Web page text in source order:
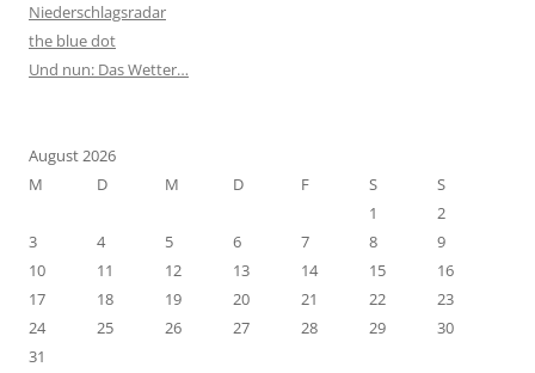
Niederschlagsradar
the blue dot
Und nun: Das Wetter…
August 2026
M
D M D F S
S
1
2
3
4 5 6 7 8
9
10
11 12 13 14 15
16
17
18 19 20 21 22
23
24
25 26 27 28 29
30
31